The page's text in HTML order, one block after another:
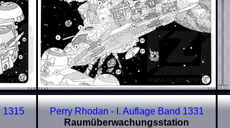
1315
Perry Rhodan - I. Auflage Band 1331
Raumüberwachungsstation